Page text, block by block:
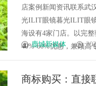
店案例新闻资讯联系武
光ILIT眼镜暮光ILIT眼
海设有4家门店。以完
40%-60%优惠，兼顾高
鹿城新媒体
商标购买：直接